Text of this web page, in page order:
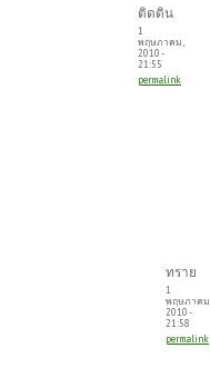
ติดดิน
1
พฤษภาคม,
2010 -
21:55
permalink
ทราย
1
พฤษภาคม,
2010 -
21:58
permalink